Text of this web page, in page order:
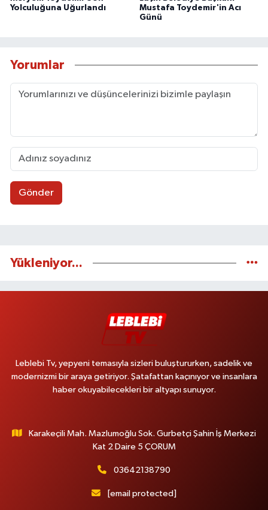
Yolculuğuna Uğurlandı
Mustafa Toydemir'in Acı
Günü
Yorumlar
Gönder
Yükleniyor...
Leblebi Tv, yepyeni temasıyla sizleri buluştururken, sadelik ve
modernizmi bir araya getiriyor. Şatafattan kaçınıyor ve insanlara
haber okuyabilecekleri bir altyapı sunuyor.
Karakeçili Mah. Mazlumoğlu Sok. Gurbetçi Şahin İş Merkezi
Kat 2 Daire 5 ÇORUM
03642138790
[email protected]